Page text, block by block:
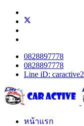
0828897778
0828897778
Line iD: caractive2
หน้าแรก